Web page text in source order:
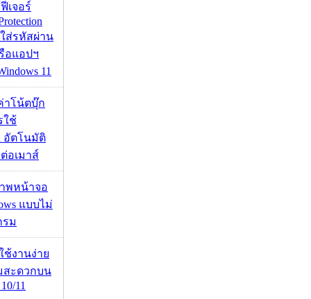
เจอร์
ส่รหัสผ่าน
อแอปฯ
11
าโน้ตบุ๊ก
ใช้
อัตโนมัติ
อเมาส์
พหน้าจอ
แบบไม่
รม
ช้งานง่าย
สะดวกบน
11